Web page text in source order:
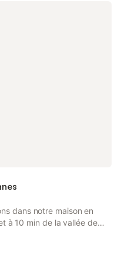
dans notre maison en
à 10 min de la vallée de
Tout est réuni pour bien
exposition Sud/Sud-
terrain de pétanque. La